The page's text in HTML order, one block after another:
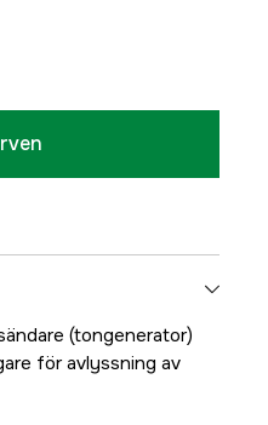
(tongenerator)
för avlyssning av